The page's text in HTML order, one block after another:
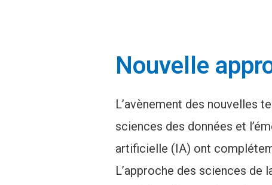
Nouvelle
L’avènement des nouvelles
sciences des données et
artificielle (IA) ont
L’approche des sciences